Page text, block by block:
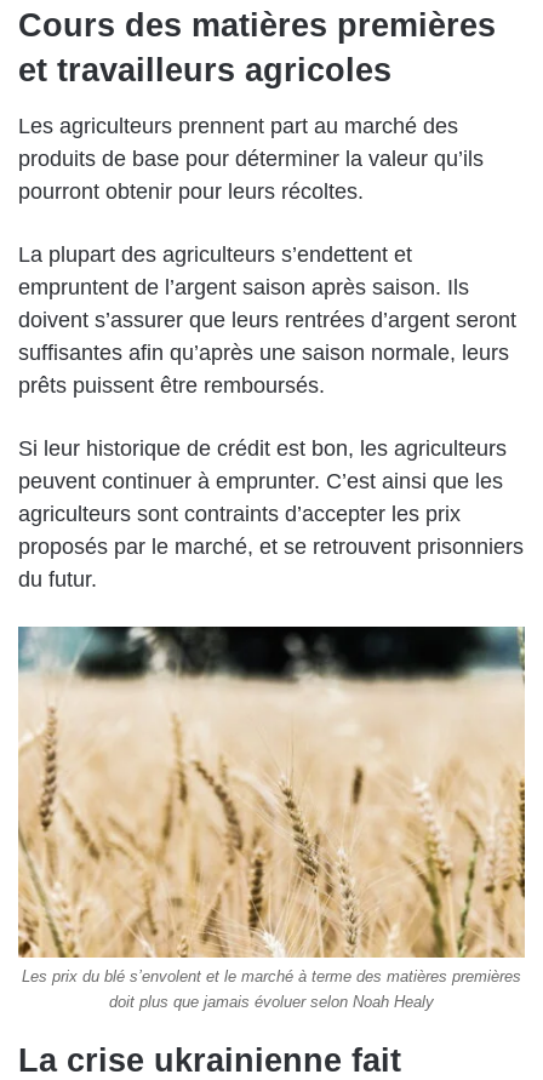
Cours des matières premières
et travailleurs agricoles
Les agriculteurs prennent part au marché des
produits de base pour déterminer la valeur qu’ils
pourront obtenir pour leurs récoltes.
La plupart des agriculteurs s’endettent et
empruntent de l’argent saison après saison. Ils
doivent s’assurer que leurs rentrées d’argent seront
suffisantes afin qu’après une saison normale, leurs
prêts puissent être remboursés.
Si leur historique de crédit est bon, les agriculteurs
peuvent continuer à emprunter. C’est ainsi que les
agriculteurs sont contraints d’accepter les prix
proposés par le marché, et se retrouvent prisonniers
du futur.
Les prix du blé s’envolent et le marché à terme des matières premières
doit plus que jamais évoluer selon Noah Healy
La crise ukrainienne fait